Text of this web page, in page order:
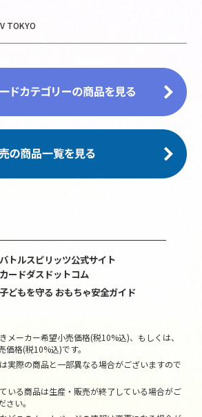
TOKYO
バトルスピリッツ公式サイト
カードダスドットコム
子どもを守る おもちゃ安全ガイド
ーカー希望小売価格(税10%込)、もしくは、
価格(税10%込)です。
実際の商品と一部異なる場合がございますので
いる商品は生産・販売が終了している場合がご
い。